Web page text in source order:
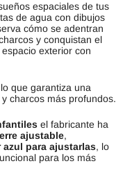
espaciales de tus
de agua con dibujos
cómo se adentran
y conquistan el
exterior con
que garantiza una
y charcos más profundos.
el fabricante ha
ajustable,
azul para ajustarlas, lo
para los más